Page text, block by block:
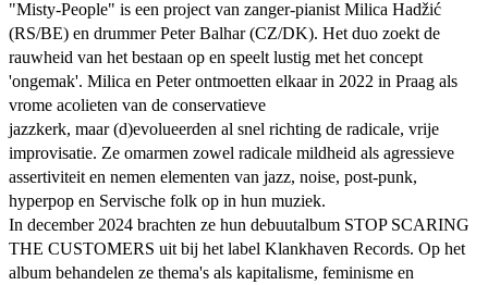
"Misty-People" is een project van zanger-pianist Milica Hadžić
(RS/BE) en drummer Peter Balhar (CZ/DK). Het duo zoekt de
rauwheid van het bestaan op en speelt lustig met het concept
'ongemak'. Milica en Peter ontmoetten elkaar in 2022 in Praag als
vrome acolieten van de conservatieve
jazzkerk, maar (d)evolueerden al snel richting de radicale, vrije
improvisatie. Ze omarmen zowel radicale mildheid als agressieve
assertiviteit en nemen elementen van jazz, noise, post-punk,
hyperpop en Servische folk op in hun muziek.
In december 2024 brachten ze hun debuutalbum STOP SCARING
THE CUSTOMERS uit bij het label Klankhaven Records. Op het
album behandelen ze thema's als kapitalisme, feminisme en